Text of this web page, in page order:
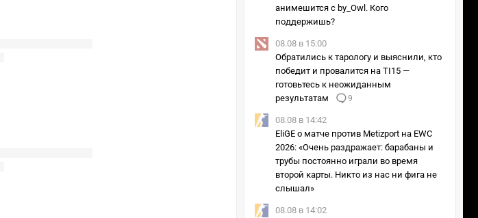
анимешится с by_Owl. Кого
поддержишь?
08.08 в 15:00
Обратились к тарологу и выяснили, кто
победит и провалится на TI15 —
готовьтесь к неожиданным
результатам
9
08.08 в 14:42
EliGE о матче против Metizport на EWC
2026: «Очень раздражает: барабаны и
трубы постоянно играли во время
второй карты. Никто из нас ни фига не
слышал»
08.08 в 14:02